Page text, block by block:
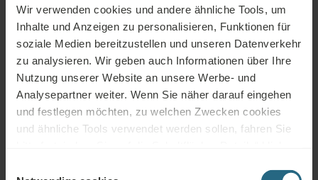
Wir verwenden cookies und andere ähnliche Tools, um
Inhalte und Anzeigen zu personalisieren, Funktionen für
soziale Medien bereitzustellen und unseren Datenverkehr
zu analysieren. Wir geben auch Informationen über Ihre
Nutzung unserer Website an unsere Werbe- und
Analysepartner weiter. Wenn Sie näher darauf eingehen
und festlegen möchten, zu welchen Zwecken cookies
und ähnliche Tools verwendet werden sollen, fahren Sie
Spa Zentrum Schwimmbad Gesundheitsdienste
Wellness
Dienstleistungen